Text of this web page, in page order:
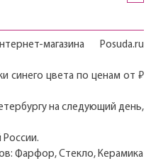
магазина Posuda.ru
синего цвета по ценам от ₽
на следующий день,
России.
Фарфор, Стекло, Керамика